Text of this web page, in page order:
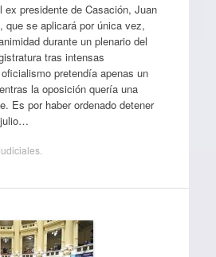
ex presidente de Casación, Juan
que se aplicará por única vez,
durante un plenario del
tras intensas
pretendía apenas un
la oposición quería una
Es por haber ordenado detener
.